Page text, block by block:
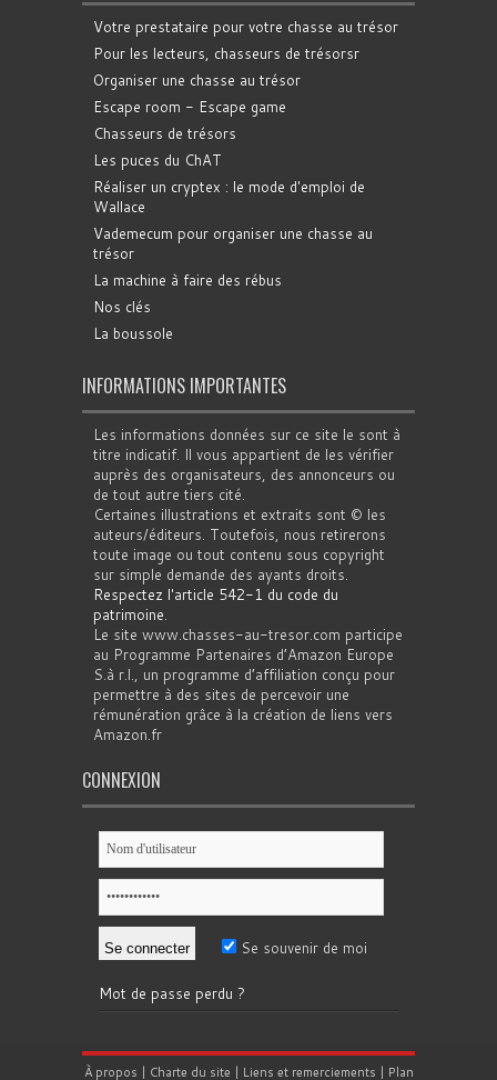
Votre prestataire pour votre chasse au trésor
Pour les lecteurs, chasseurs de trésorsr
Organiser une chasse au trésor
Escape room - Escape game
Chasseurs de trésors
Les puces du ChAT
Réaliser un cryptex : le mode d'emploi de
Wallace
Vademecum pour organiser une chasse au
trésor
La machine à faire des rébus
Nos clés
La boussole
INFORMATIONS IMPORTANTES
Les informations données sur ce site le sont à
titre indicatif. Il vous appartient de les vérifier
auprès des organisateurs, des annonceurs ou
de tout autre tiers cité.
Certaines illustrations et extraits sont © les
auteurs/éditeurs. Toutefois, nous retirerons
toute image ou tout contenu sous copyright
sur simple demande des ayants droits.
Respectez l'article 542-1 du code du
patrimoine.
Le site www.chasses-au-tresor.com participe
au Programme Partenaires d’Amazon Europe
S.à r.l., un programme d’affiliation conçu pour
permettre à des sites de percevoir une
rémunération grâce à la création de liens vers
Amazon.fr
CONNEXION
Se souvenir de moi
Mot de passe perdu ?
À propos | Charte du site | Liens et remerciements | Plan